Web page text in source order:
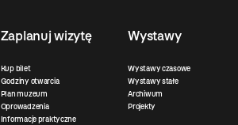
Zaplanuj wizytę
Kup bilet
Godziny otwarcia
Plan muzeum
Oprowadzenia
Informacje praktyczne
Wystawy
Wystawy czasowe
Wystawy stałe
Archiwum
Projekty